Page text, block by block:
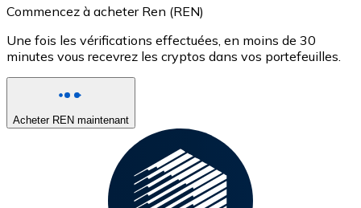
Commencez à acheter Ren (REN)
Une fois les vérifications effectuées, en moins de 30
minutes vous recevrez les cryptos dans vos portefeuilles.
Acheter REN maintenant